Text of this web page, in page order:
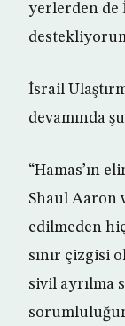
yerlerden de
İsrail
devamında
“Hamas’ın
Shaul Aaron
edilmeden
sınır çizgisi
sivil ayrılma